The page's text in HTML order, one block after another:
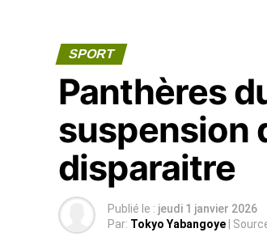
SPORT
Panthères
suspension
disparaitre
Publié le : jeudi 1 janvier 2026
Par: Tokyo Yabangoye |